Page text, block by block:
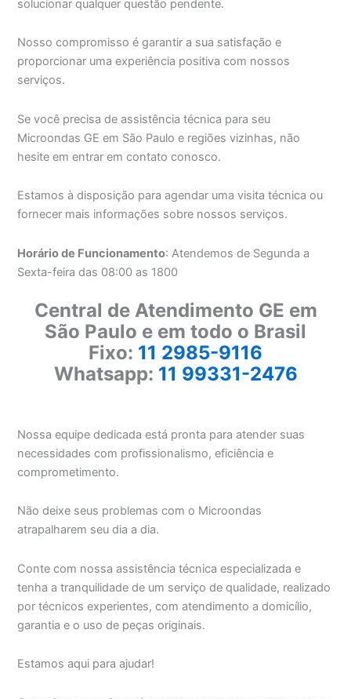
solucionar qualquer questão pendente.
Nosso compromisso é garantir a sua satisfação e
proporcionar uma experiência positiva com nossos
serviços.
Se você precisa de assistência técnica para seu
Microondas GE em São Paulo e regiões vizinhas, não
hesite em entrar em contato conosco.
Estamos à disposição para agendar uma visita técnica ou
fornecer mais informações sobre nossos serviços.
Horário de Funcionamento: Atendemos de Segunda a
Sexta-feira das 08:00 as 1800
Central de Atendimento GE em
São Paulo e em todo o Brasil
Fixo: 11 2985-9116
Whatsapp: 11 99331-2476
Nossa equipe dedicada está pronta para atender suas
necessidades com profissionalismo, eficiência e
comprometimento.
Não deixe seus problemas com o Microondas
atrapalharem seu dia a dia.
Conte com nossa assistência técnica especializada e
tenha a tranquilidade de um serviço de qualidade, realizado
por técnicos experientes, com atendimento a domicílio,
garantia e o uso de peças originais.
Estamos aqui para ajudar!